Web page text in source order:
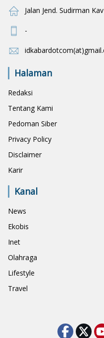
Jalan Jend. Sudirman
-
Halaman
Redaksi
Tentang Kami
Pedoman Siber
Privacy Policy
Disclaimer
Karir
Kanal
News
Ekobis
Inet
Olahraga
Lifestyle
Travel